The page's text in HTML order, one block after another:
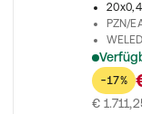
PZN/
Natürlich
-17%
€